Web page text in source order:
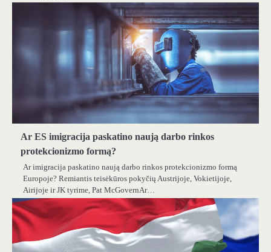
Ar ES imigracija paskatino naują darbo rinkos
protekcionizmo formą?
Ar imigracija paskatino naują darbo rinkos protekcionizmo formą
Europoje? Remiantis teisėkūros pokyčių Austrijoje, Vokietijoje,
Airijoje ir JK tyrime, Pat McGovernAr…